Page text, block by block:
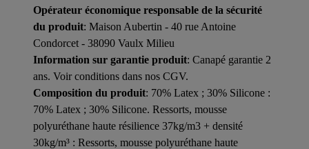
Opérateur économique responsable de la sécurité
du produit: Maison Aubertin - 40 rue Antoine
Condorcet - 38090 Vaulx Milieu
Information sur garantie produit: Canapé garantie 2
ans. Voir conditions dans nos CGV.
Composition du produit: 70% Latex ; 30% Silicone :
70% Latex ; 30% Silicone. Ressorts, mousse
polyuréthane haute résilience 37kg/m3 + densité
30kg/m³ : Ressorts, mousse polyuréthane haute